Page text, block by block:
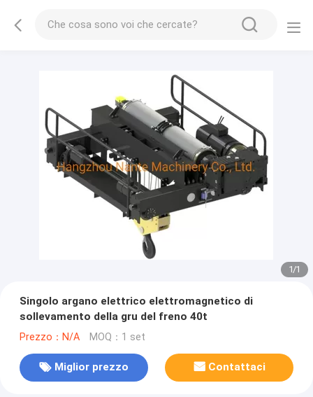
1/1
Singolo argano elettrico elettromagnetico di
sollevamento della gru del freno 40t
Prezzo：N/A MOQ：1 set
Miglior prezzo Contattaci